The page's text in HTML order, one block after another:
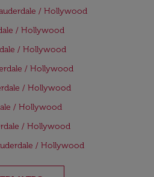
/ Hollywood
/ Hollywood
/ Hollywood
/ Hollywood
/ Hollywood
/ Hollywood
/ Hollywood
/ Hollywood